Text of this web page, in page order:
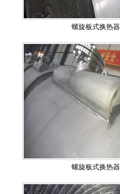
螺旋板式换热器
螺旋板式换热器